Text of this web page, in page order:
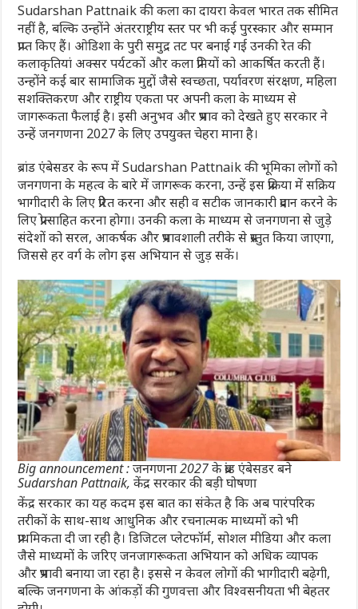
Sudarshan Pattnaikकी कला का दायरा केवल भारत तक सीमित
नहीं है, बल्कि उन्होंने अंतरराष्ट्रीय स्तर पर भी कई पुरस्कार और सम्मान
प्राप्त किए हैं। ओडिशा के पुरी समुद्र तट पर बनाई गई उनकी रेत की
कलाकृतियां अक्सर पर्यटकों और कला प्रेमियों को आकर्षित करती हैं।
उन्होंने कई बार सामाजिक मुद्दों जैसे स्वच्छता, पर्यावरण संरक्षण, महिला
सशक्तिकरण और राष्ट्रीय एकता पर अपनी कला के माध्यम से
जागरूकता फैलाई है। इसी अनुभव और प्रभाव को देखते हुए सरकार ने
उन्हें जनगणना 2027 के लिए उपयुक्त चेहरा माना है।
ब्रांड एंबेसडर के रूप मेंSudarshan Pattnaikकी भूमिका लोगों को
जनगणना के महत्व के बारे में जागरूक करना, उन्हें इस प्रक्रिया में सक्रिय
भागीदारी के लिए प्रेरित करना और सही व सटीक जानकारी प्रदान करने के
लिए प्रोत्साहित करना होगा। उनकी कला के माध्यम से जनगणना से जुड़े
संदेशों को सरल, आकर्षक और प्रभावशाली तरीके से प्रस्तुत किया जाएगा,
जिससे हर वर्ग के लोग इस अभियान से जुड़ सकें।
Big announcement : जनगणना 2027 के ब्रांड एंबेसडर बने
Sudarshan Pattnaik, केंद्र सरकार की बड़ी घोषणा
केंद्र सरकार का यह कदम इस बात का संकेत है कि अब पारंपरिक
तरीकों के साथ-साथ आधुनिक और रचनात्मक माध्यमों को भी
प्राथमिकता दी जा रही है। डिजिटल प्लेटफॉर्म, सोशल मीडिया और कला
जैसे माध्यमों के जरिए जनजागरूकता अभियान को अधिक व्यापक
और प्रभावी बनाया जा रहा है। इससे न केवल लोगों की भागीदारी बढ़ेगी,
बल्कि जनगणना के आंकड़ों की गुणवत्ता और विश्वसनीयता भी बेहतर